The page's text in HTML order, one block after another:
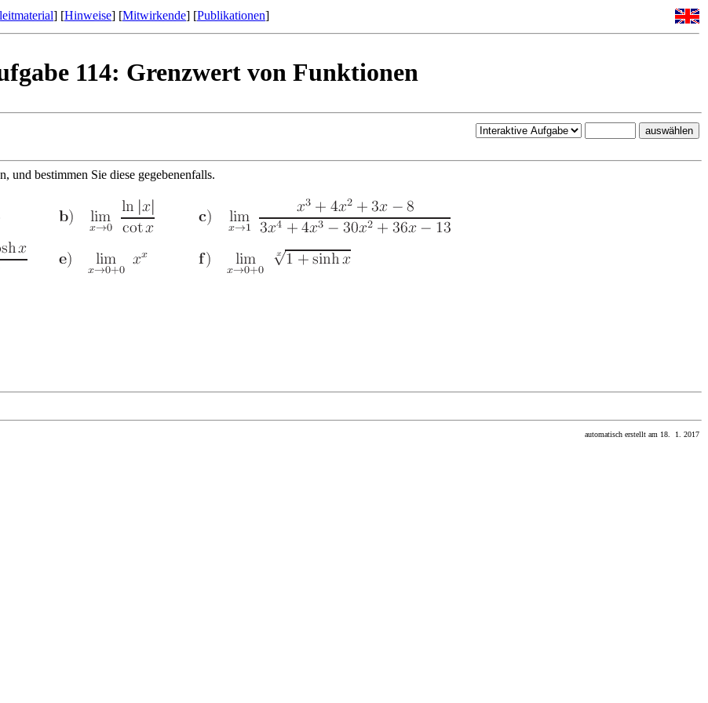
] [Hinweise] [Mitwirkende] [Publikationen]
114: Grenzwert von Funktionen
und bestimmen Sie diese gegebenenfalls.
automatisch erstellt am 18. 1. 2017